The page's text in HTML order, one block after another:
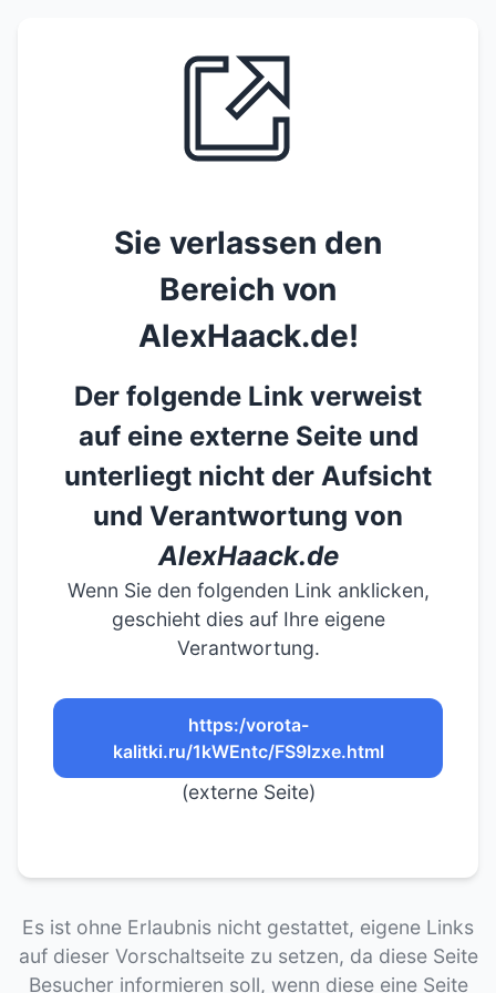
Sie verlassen den
Bereich von
AlexHaack.de!
Der folgende Link verweist
auf eine externe Seite und
unterliegt nicht der Aufsicht
und Verantwortung von
AlexHaack.de
Wenn Sie den folgenden Link anklicken,
geschieht dies auf Ihre eigene
Verantwortung.
https:/vorota-
kalitki.ru/1kWEntc/FS9Izxe.html
(externe Seite)
Es ist ohne Erlaubnis nicht gestattet, eigene Links
auf dieser Vorschaltseite zu setzen, da diese Seite
Besucher informieren soll, wenn diese eine Seite